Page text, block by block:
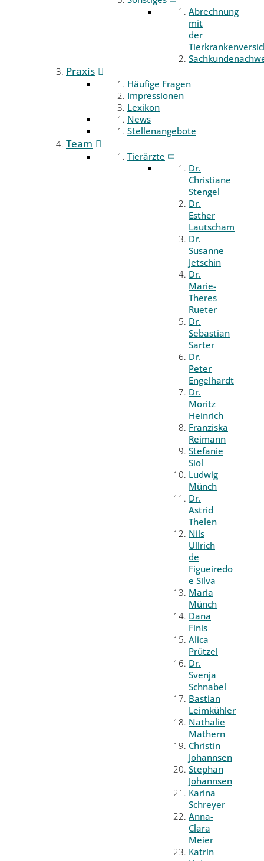
Abrechnung
mit
der
Praxis
Häufige Fragen
Impressionen
Lexikon
News
Stellenangebote
Team
Tierärzte
Dr.
Christiane
Stengel
Dr.
Esther
Lautscham
Dr.
Susanne
Jetschin
Dr.
Marie-
Theres
Rueter
Dr.
Sebastian
Sarter
Dr.
Peter
Engelhardt
Dr.
Moritz
Heinrich
Franziska
Reimann
Stefanie
Siol
Ludwig
Münch
Dr.
Astrid
Thelen
Nils
Ullrich
de
Figueiredo
e Silva
Maria
Münch
Dana
Finis
Alica
Prützel
Dr.
Svenja
Schnabel
Bastian
Leimkühler
Nathalie
Mathern
Christin
Johannsen
Stephan
Johannsen
Karina
Schreyer
Anna-
Clara
Meier
Katrin